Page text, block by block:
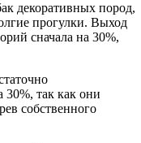
декоративных пород,
прогулки. Выход
сначала на 30%,
так как они
собственного